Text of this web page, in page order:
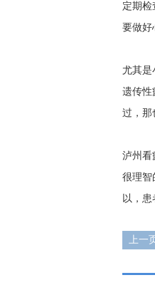
定期检
要做好
尤其是
遗传性
过，那
泸州看
很理智
以，
上一